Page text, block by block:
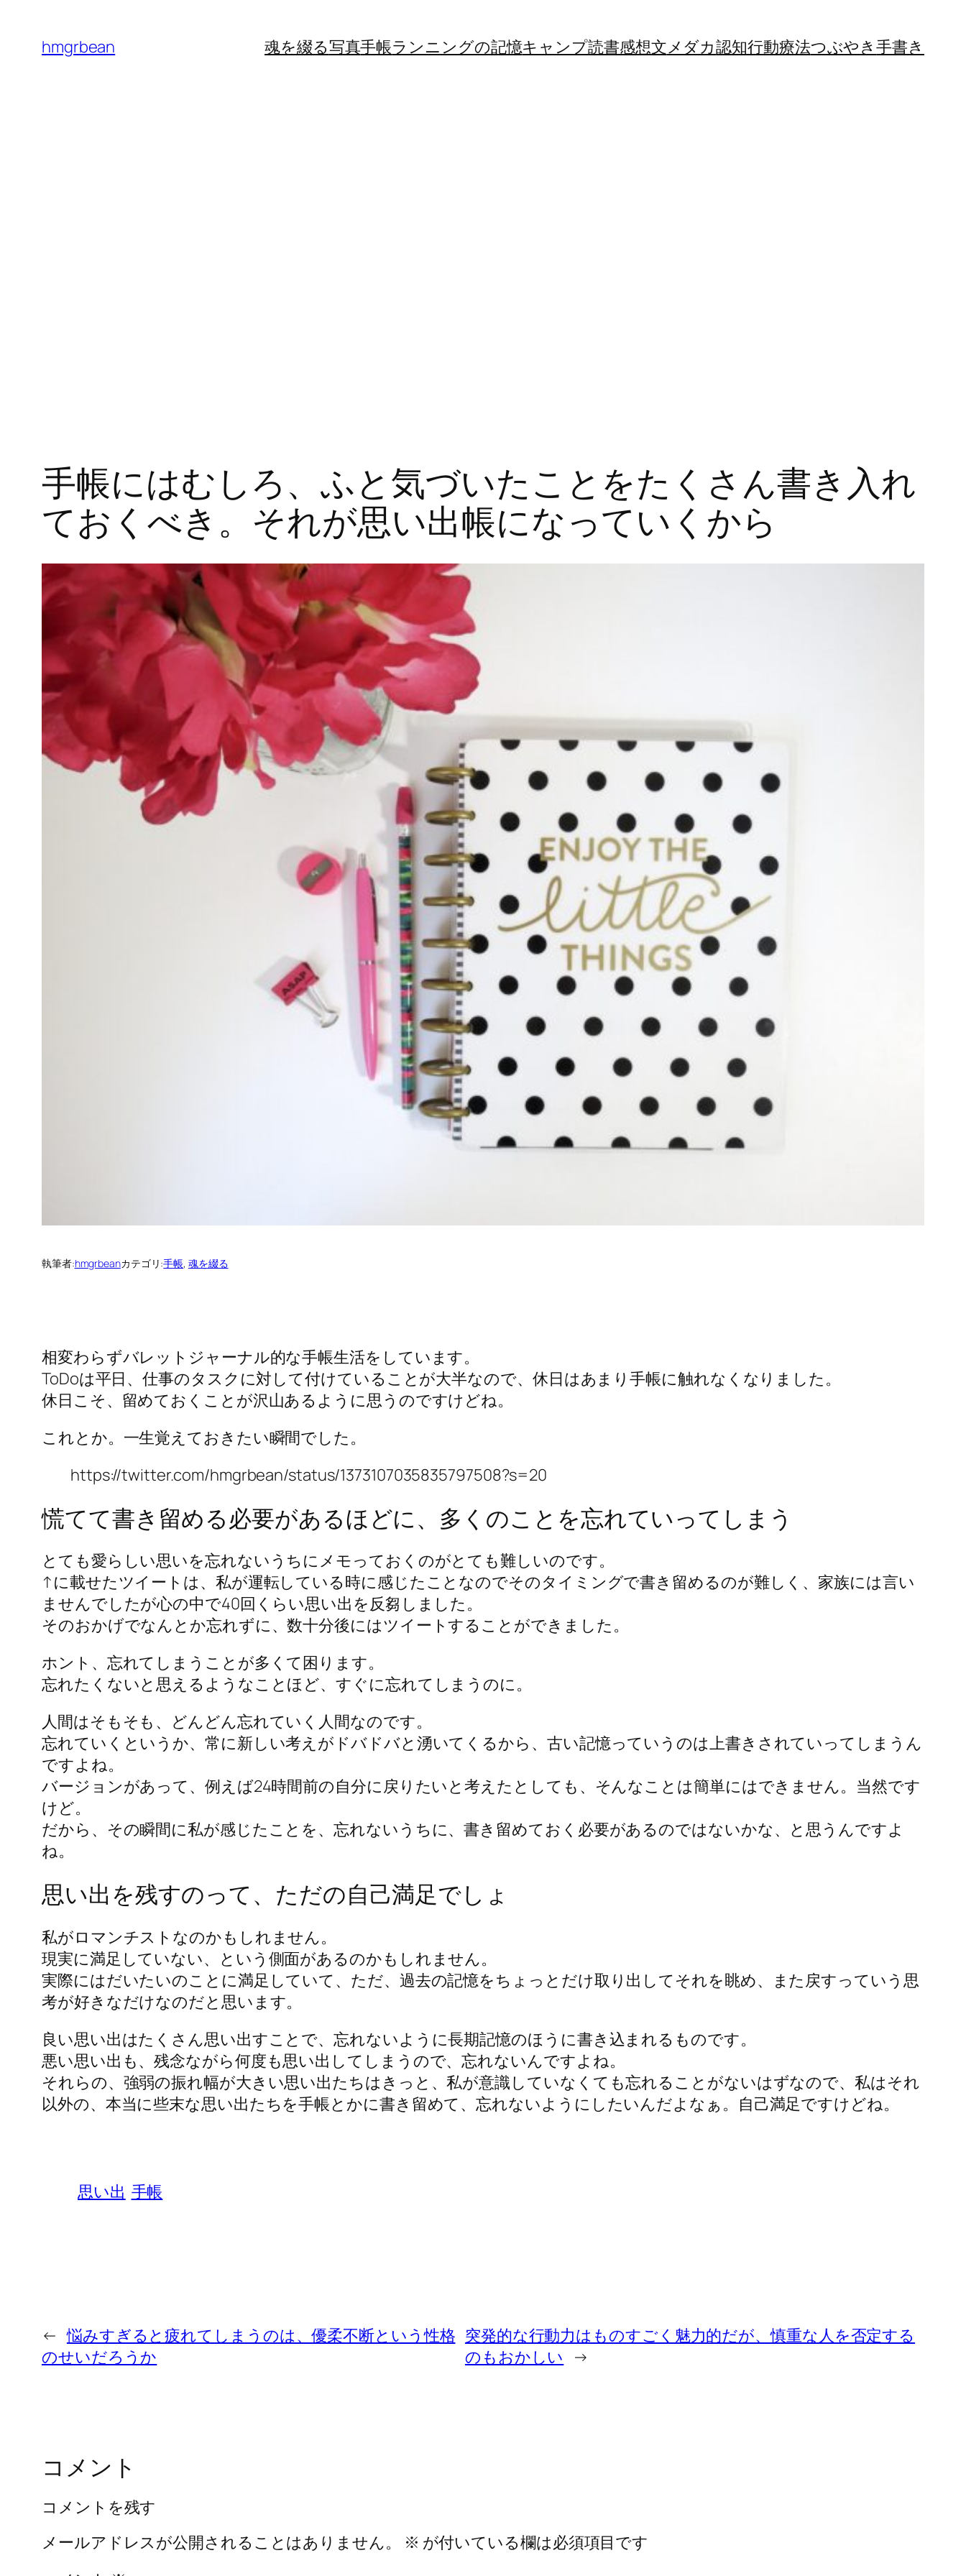
hmgrbean 魂を綴る写真手帳ランニングの記憶キャンプ読書感想文メダカ認知行動療法つぶやき手書き
手帳にはむしろ、ふと気づいたことをたくさん書き入れ
ておくべき。それが思い出帳になっていくから
執筆者:hmgrbeanカテゴリ:手帳, 魂を綴る
相変わらずバレットジャーナル的な手帳生活をしています。
ToDoは平日、仕事のタスクに対して付けていることが大半なので、休日はあまり手帳に触れなくなりました。
休日こそ、留めておくことが沢山あるように思うのですけどね。
これとか。一生覚えておきたい瞬間でした。
https://twitter.com/hmgrbean/status/1373107035835797508?s=20
慌てて書き留める必要があるほどに、多くのことを忘れていってしまう
とても愛らしい思いを忘れないうちにメモっておくのがとても難しいのです。
↑に載せたツイートは、私が運転している時に感じたことなのでそのタイミングで書き留めるのが難しく、家族には言い
ませんでしたが心の中で40回くらい思い出を反芻しました。
そのおかげでなんとか忘れずに、数十分後にはツイートすることができました。
ホント、忘れてしまうことが多くて困ります。
忘れたくないと思えるようなことほど、すぐに忘れてしまうのに。
人間はそもそも、どんどん忘れていく人間なのです。
忘れていくというか、常に新しい考えがドバドバと湧いてくるから、古い記憶っていうのは上書きされていってしまうん
ですよね。
バージョンがあって、例えば24時間前の自分に戻りたいと考えたとしても、そんなことは簡単にはできません。当然です
けど。
だから、その瞬間に私が感じたことを、忘れないうちに、書き留めておく必要があるのではないかな、と思うんですよ
ね。
思い出を残すのって、ただの自己満足でしょ
私がロマンチストなのかもしれません。
現実に満足していない、という側面があるのかもしれません。
実際にはだいたいのことに満足していて、ただ、過去の記憶をちょっとだけ取り出してそれを眺め、また戻すっていう思
考が好きなだけなのだと思います。
良い思い出はたくさん思い出すことで、忘れないように長期記憶のほうに書き込まれるものです。
悪い思い出も、残念ながら何度も思い出してしまうので、忘れないんですよね。
それらの、強弱の振れ幅が大きい思い出たちはきっと、私が意識していなくても忘れることがないはずなので、私はそれ
以外の、本当に些末な思い出たちを手帳とかに書き留めて、忘れないようにしたいんだよなぁ。自己満足ですけどね。
思い出 手帳
← 悩みすぎると疲れてしまうのは、優柔不断という性格
のせいだろうか
突発的な行動力はものすごく魅力的だが、慎重な人を否定する
のもおかしい →
コメント
コメントを残す
メールアドレスが公開されることはありません。
※ が付いている欄は必須項目です